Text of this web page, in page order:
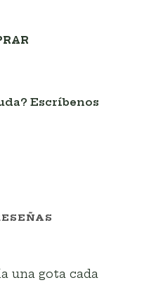
Escríbenos
una gota cada